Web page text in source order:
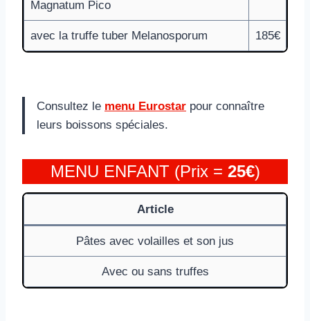
Magnatum Pico
avec la truffe tuber Melanosporum 185€
Consultez le menu Eurostar pour connaître
leurs boissons spéciales.
MENU ENFANT (Prix = 25€)
Article
Pâtes avec volailles et son jus
Avec ou sans truffes